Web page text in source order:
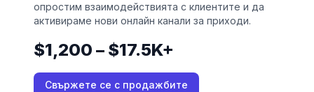
опростим взаимодействията с клиентите и да
активираме нови онлайн канали за приходи.
$1,200 – $17.5K+
Свържете се с продажбите